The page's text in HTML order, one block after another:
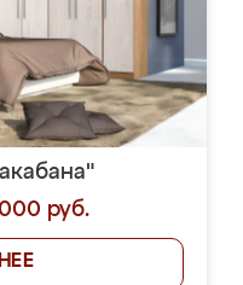
руб.